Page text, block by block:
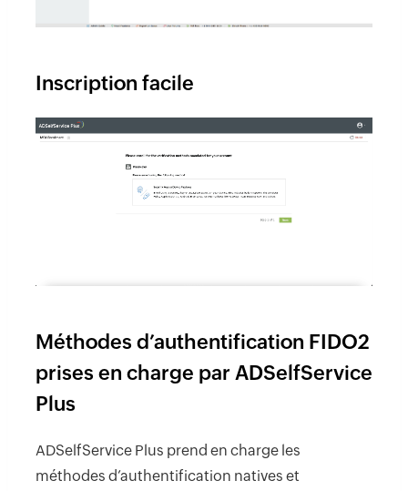
Inscription facile
Méthodes d’authentification FIDO2
prises en charge par ADSelfService
Plus
ADSelfService Plus prend en charge les
méthodes d’authentification natives et